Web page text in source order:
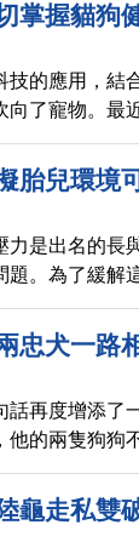
掌握貓狗
技的應用，結
向了寵物。最
寵物身上，讓
胎兒環境
是出名的長
。為了緩解
吸引不少人前
忠犬一路
話再度增添了
他的兩隻狗狗
龜走私雙